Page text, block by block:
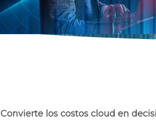
Convierte los costos cloud en